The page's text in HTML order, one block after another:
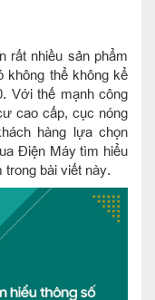
rất nhiều sản phẩm
thể không kể
Với thế mạnh công
cao cấp, cục nóng
hàng lựa chọn
Điện Máy tìm hiểu
bài viết này.